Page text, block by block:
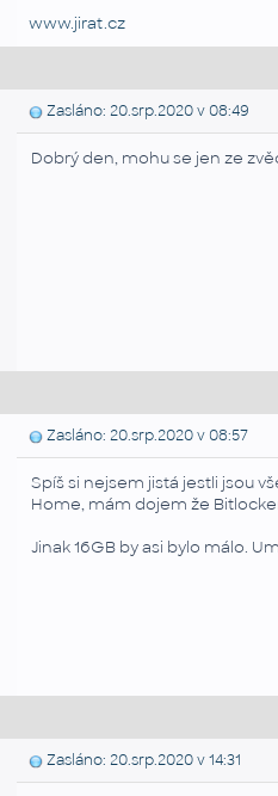
www.jirat.cz
Zasláno: 20.srp.2020 v 08:49
Dobrý den, mohu se jen ze
Zasláno: 20.srp.2020 v 08:57
Spíš si nejsem jistá jestli jsou
Home, mám dojem že
Jinak 16GB by asi bylo málo.
Zasláno: 20.srp.2020 v 14:31